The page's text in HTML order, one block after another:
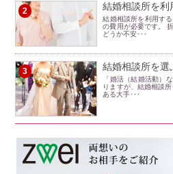
2 結婚相談所を利
結婚相談所を利用す
の費用が必要です。
どうか不安･･･
3 結婚相談所を選
「婚活（結婚活動）
りますが、結婚相談
ある大手･･･